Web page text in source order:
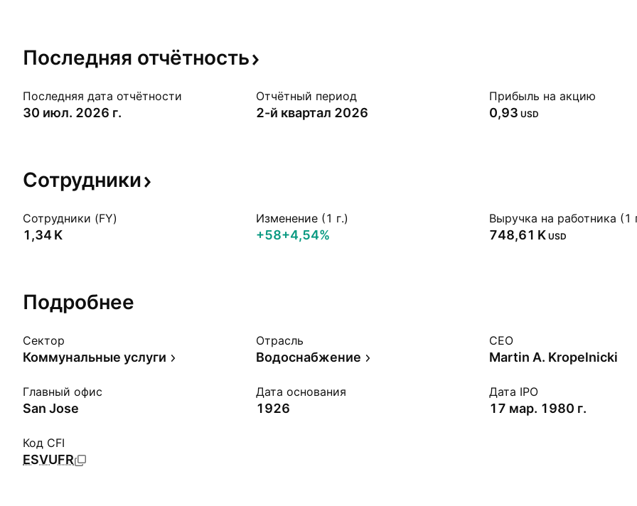
Последняя отчётность
Последняя дата отчётности
30 июл. 2026 г.
Отчётный период
2-й квартал 2026
Прибыль на акцию
0,93 USD
Сотрудники
Сотрудники (FY)
‪1,34 K‬
Изменение (1 г.)
+58+4,54%
Выручка на работника (1
‪748,61 K‬ USD
Подробнее
Сектор
Коммунальные услуги
Отрасль
Водоснабжение
CEO
Martin A. Kropelnicki
Главный офис
San Jose
Дата основания
1926
Дата IPO
17 мар. 1980 г.
Код CFI
ESVUFR